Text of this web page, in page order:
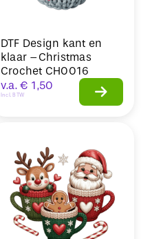
DTF Design kant en
klaar –Christmas
Crochet CH0016
v.a. € 1,50
Incl. BTW